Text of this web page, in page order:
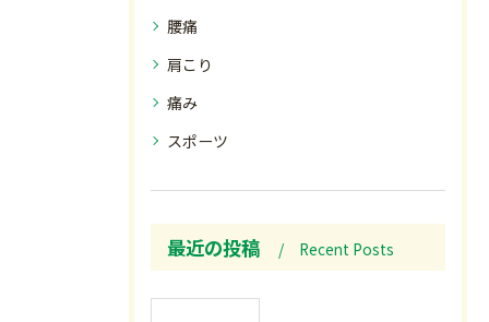
腰痛
肩こり
痛み
スポーツ
最近の投稿 Recent Posts